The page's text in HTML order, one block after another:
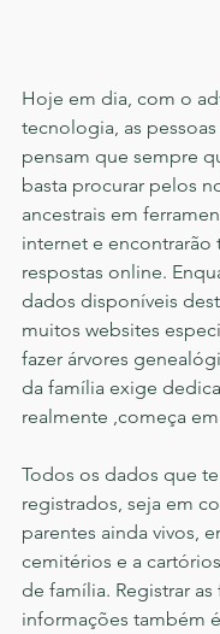
Hoje em dia, com o
tecnologia, as
pensam que sempre
basta procurar pelos
ancestrais em
internet e encontrarão
respostas online.
dados disponíveis
muitos websites
fazer árvores
da família exige
realmente ,começa em
Todos os dados que
registrados, seja em
parentes ainda vivos,
cemitérios e a
de família. Registrar as
informações também